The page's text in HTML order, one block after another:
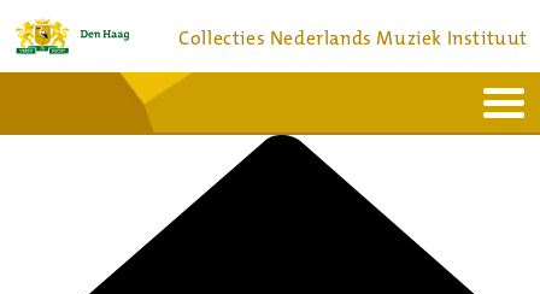
Collecties Nederlands Muziek Instituut
Bronnen en collecties